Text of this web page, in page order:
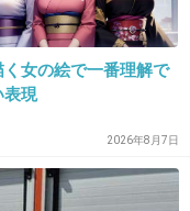
はずっと残る
事考えちゃうん
-3
く女の絵で一番理解で
表現
2026年8月7日